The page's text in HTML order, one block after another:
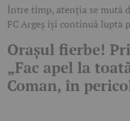
Între timp, atenția se mută
FC Argeș își continuă lupta
Orașul fierbe!
„Fac apel la
Coman, în